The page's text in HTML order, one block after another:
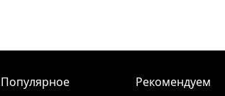
Популярное
Рекомендуем